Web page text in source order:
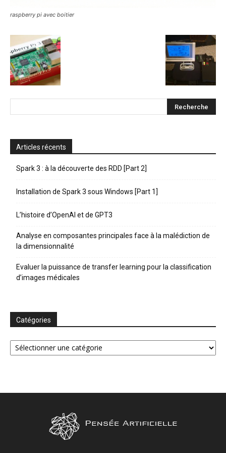
raspberry pi avec boitier
Articles récents
Spark 3 : à la découverte des RDD [Part 2]
Installation de Spark 3 sous Windows [Part 1]
L’histoire d’OpenAI et de GPT3
Analyse en composantes principales face à la malédiction de
la dimensionnalité
Evaluer la puissance de transfer learning pour la classification
d’images médicales
Catégories
Catégories